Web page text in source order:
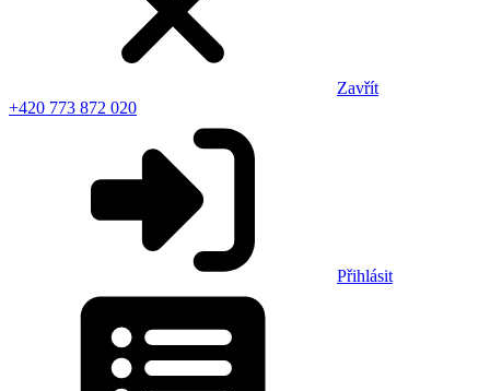
Zavřít
+420 773 872 020
Přihlásit